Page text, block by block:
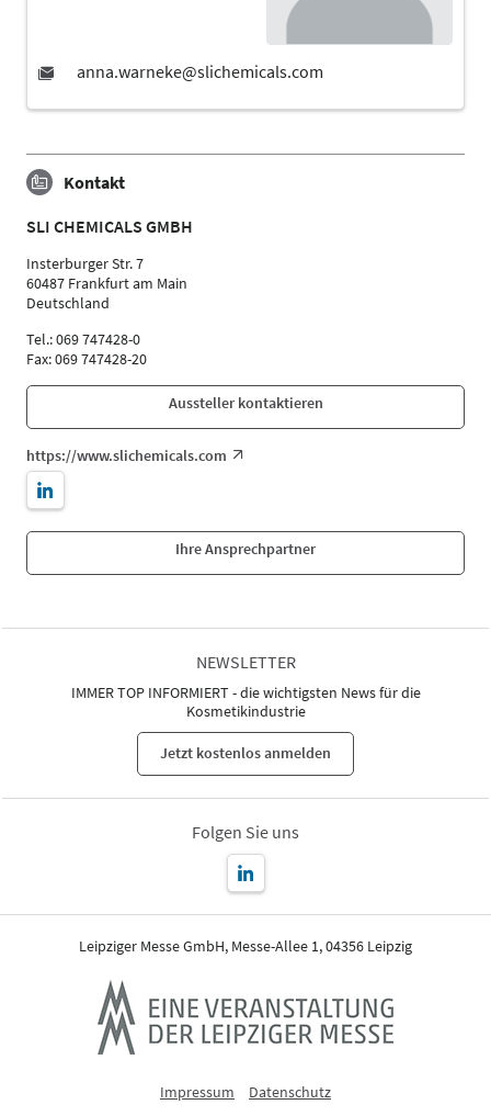
Kontakt
SLI CHEMICALS GMBH
Insterburger Str. 7
60487 Frankfurt am Main
Deutschland
Tel.: 069 747428-0
Fax: 069 747428-20
Aussteller kontaktieren
https://www.slichemicals.com
Ihre Ansprechpartner
NEWSLETTER
IMMER TOP INFORMIERT - die wichtigsten News für die
Kosmetikindustrie
Jetzt kostenlos anmelden
Folgen Sie uns
Leipziger Messe GmbH, Messe-Allee 1, 04356 Leipzig
Impressum Datenschutz